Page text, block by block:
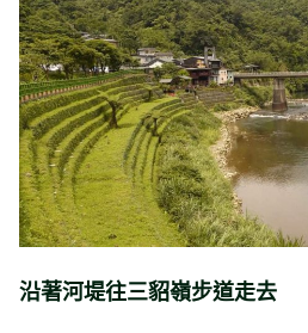
沿著河堤往三貂嶺步道走去